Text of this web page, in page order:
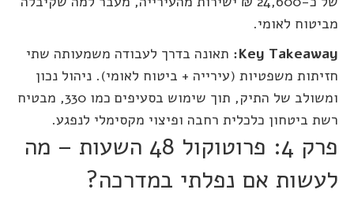
מביטוח לאומי.
Key Takeaway: תאונה בדרך לעבודה משמעותה שתי
חזיתות משפטיות (עירייה + ביטוח לאומי). ניהול נכון
ומשולב של התיק, תוך שימוש בסעיפים כמו 330, מבטיח
רשת ביטחון כלכלית רחבה ופיצוי מקסימלי לנפגע.
פרק 4: פרוטוקול 48 השעות – מה
לעשות אם נפלתי במדרכה?